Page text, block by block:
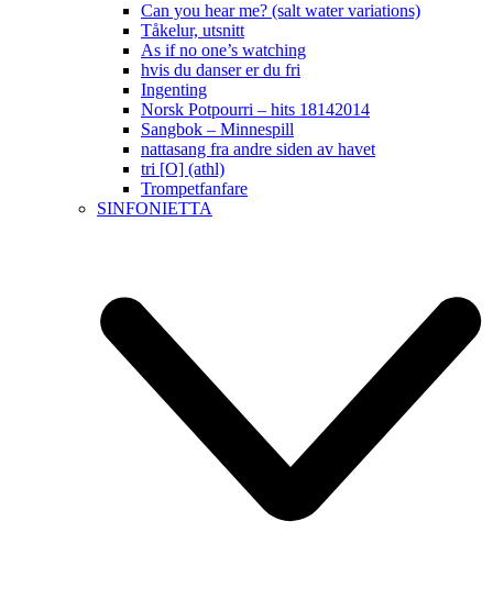
Can you hear me? (salt water variations)
Tåkelur, utsnitt
As if no one’s watching
hvis du danser er du fri
Ingenting
Norsk Potpourri – hits 18142014
Sangbok – Minnespill
nattasang fra andre siden av havet
tri [O] (athl)
Trompetfanfare
SINFONIETTA